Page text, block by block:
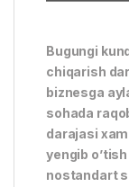
Bugungi
chiqarish
biznesga
sohada
darajasi
yengib
nostandart